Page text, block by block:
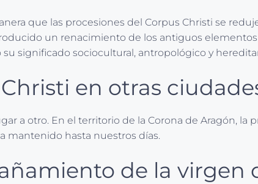
que las procesiones del Corpus Christi se
un renacimiento de los antiguos
significado sociocultural, antropológico y
en otras
a otro. En el territorio de la Corona de Aragón,
mantenido hasta nuestros días.
de la virgen